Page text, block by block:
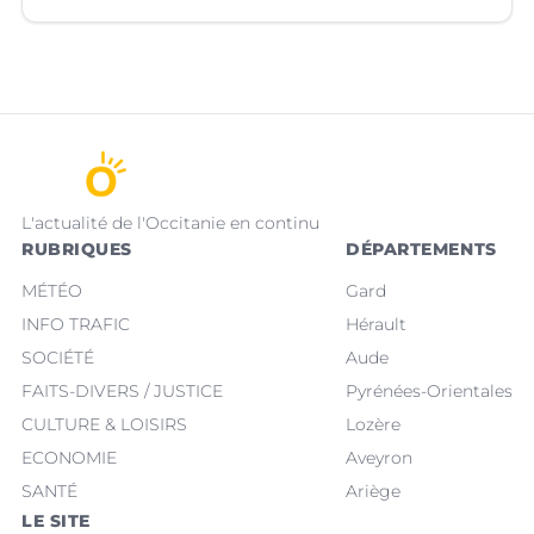
L'actualité de l'Occitanie en continu
RUBRIQUES
MÉTÉO
INFO TRAFIC
SOCIÉTÉ
FAITS-DIVERS / JUSTICE
CULTURE & LOISIRS
ECONOMIE
SANTÉ
DÉPARTEMENTS
Gard
Hérault
Aude
Pyrénées-Orientales
Lozère
Aveyron
Ariège
LE SITE